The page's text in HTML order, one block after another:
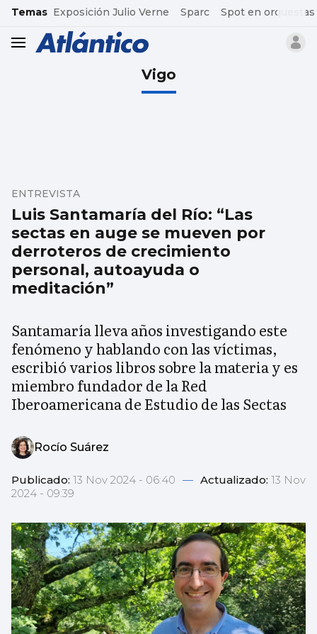
common.go-to-content
Temas Exposición Julio Verne Sparc Spot en orquestas
header.menu.open
Vigo
Luis Santamaría del Río: “Las
sectas en auge se mueven por
derroteros de crecimiento
personal, autoayuda o
meditación”
ENTREVISTA
Santamaría lleva años investigando este
fenómeno y hablando con las víctimas,
escribió varios libros sobre la materia y es
miembro fundador de la Red
Iberoamericana de Estudio de las Sectas
Rocío Suárez
Publicado: 13 Nov 2024 - 06:40 — Actualizado: 13 Nov
2024 - 09:39